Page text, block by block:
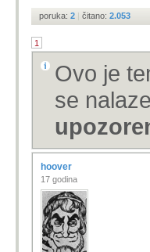
poruka: 2 | čitano: 2.053
1
Ovo je
se
hoover
17 godina